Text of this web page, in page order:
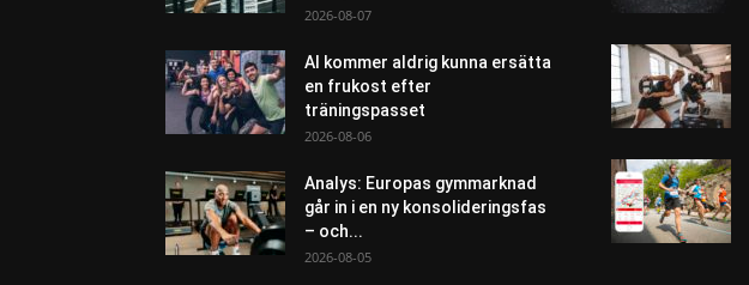
2026-08-07
AI kommer aldrig kunna ersätta
en frukost efter
träningspasset
2026-08-06
Analys: Europas gymmarknad
går in i en ny konsolideringsfas
– och...
2026-08-05